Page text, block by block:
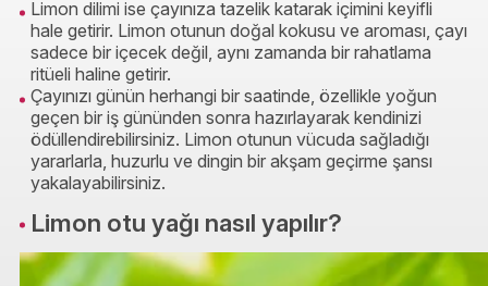
Limon dilimi ise çayınıza tazelik katarak içimini keyifli
hale getirir. Limon otunun doğal kokusu ve aroması, çayı
sadece bir içecek değil, aynı zamanda bir rahatlama
ritüeli haline getirir.
Çayınızı günün herhangi bir saatinde, özellikle yoğun
geçen bir iş gününden sonra hazırlayarak kendinizi
ödüllendirebilirsiniz. Limon otunun vücuda sağladığı
yararlarla, huzurlu ve dingin bir akşam geçirme şansı
yakalayabilirsiniz.
Limon otu yağı nasıl yapılır?